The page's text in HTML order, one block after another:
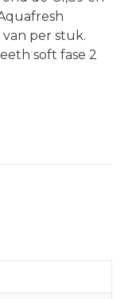
per stuk.
soft fase 2